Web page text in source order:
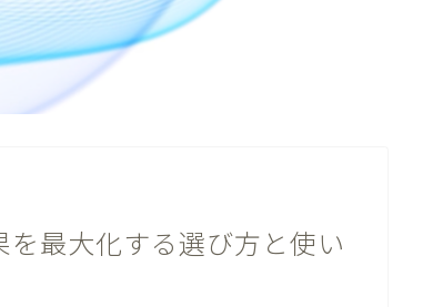
最大化する選び方と使い